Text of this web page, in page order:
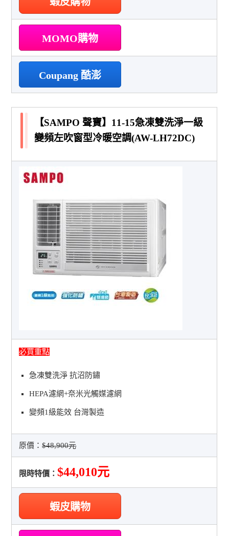
MOMO購物
Coupang 酷澎
【SAMPO 聲寶】11-15急凍雙洗淨一級
變頻左吹窗型冷暖空調(AW-LH72DC)
必買重點
急凍雙洗淨 抗沼防鏽
HEPA濾網+奈米光觸媒濾網
變頻1級能效 台灣製造
原價：$48,900元
限時特價：$44,010元
蝦皮購物